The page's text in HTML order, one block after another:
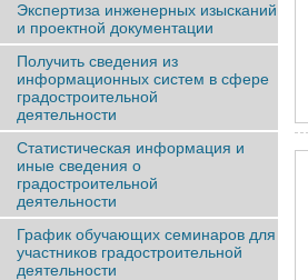
Экспертиза инженерных изысканий
и проектной документации
Получить сведения из
информационных систем в сфере
градостроительной
деятельности
Статистическая информация и
иные сведения о
градостроительной
деятельности
График обучающих семинаров для
участников градостроительной
деятельности